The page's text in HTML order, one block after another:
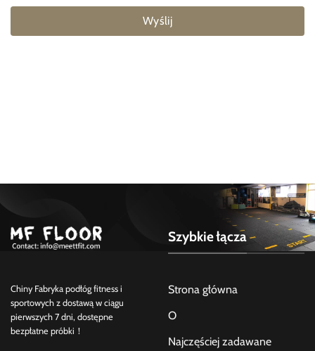
Wyślij
Chiny Fabryka podłóg fitness i
sportowych z dostawą w ciągu
pierwszych 7 dni, dostępne
bezpłatne próbki！
Szybkie łącza
Strona główna
O
Najczęściej zadawane